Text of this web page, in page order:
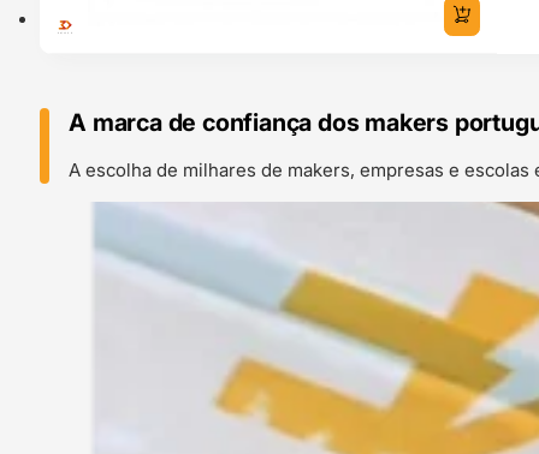
A marca de confiança dos makers
A escolha de milhares de makers, empresas e escolas